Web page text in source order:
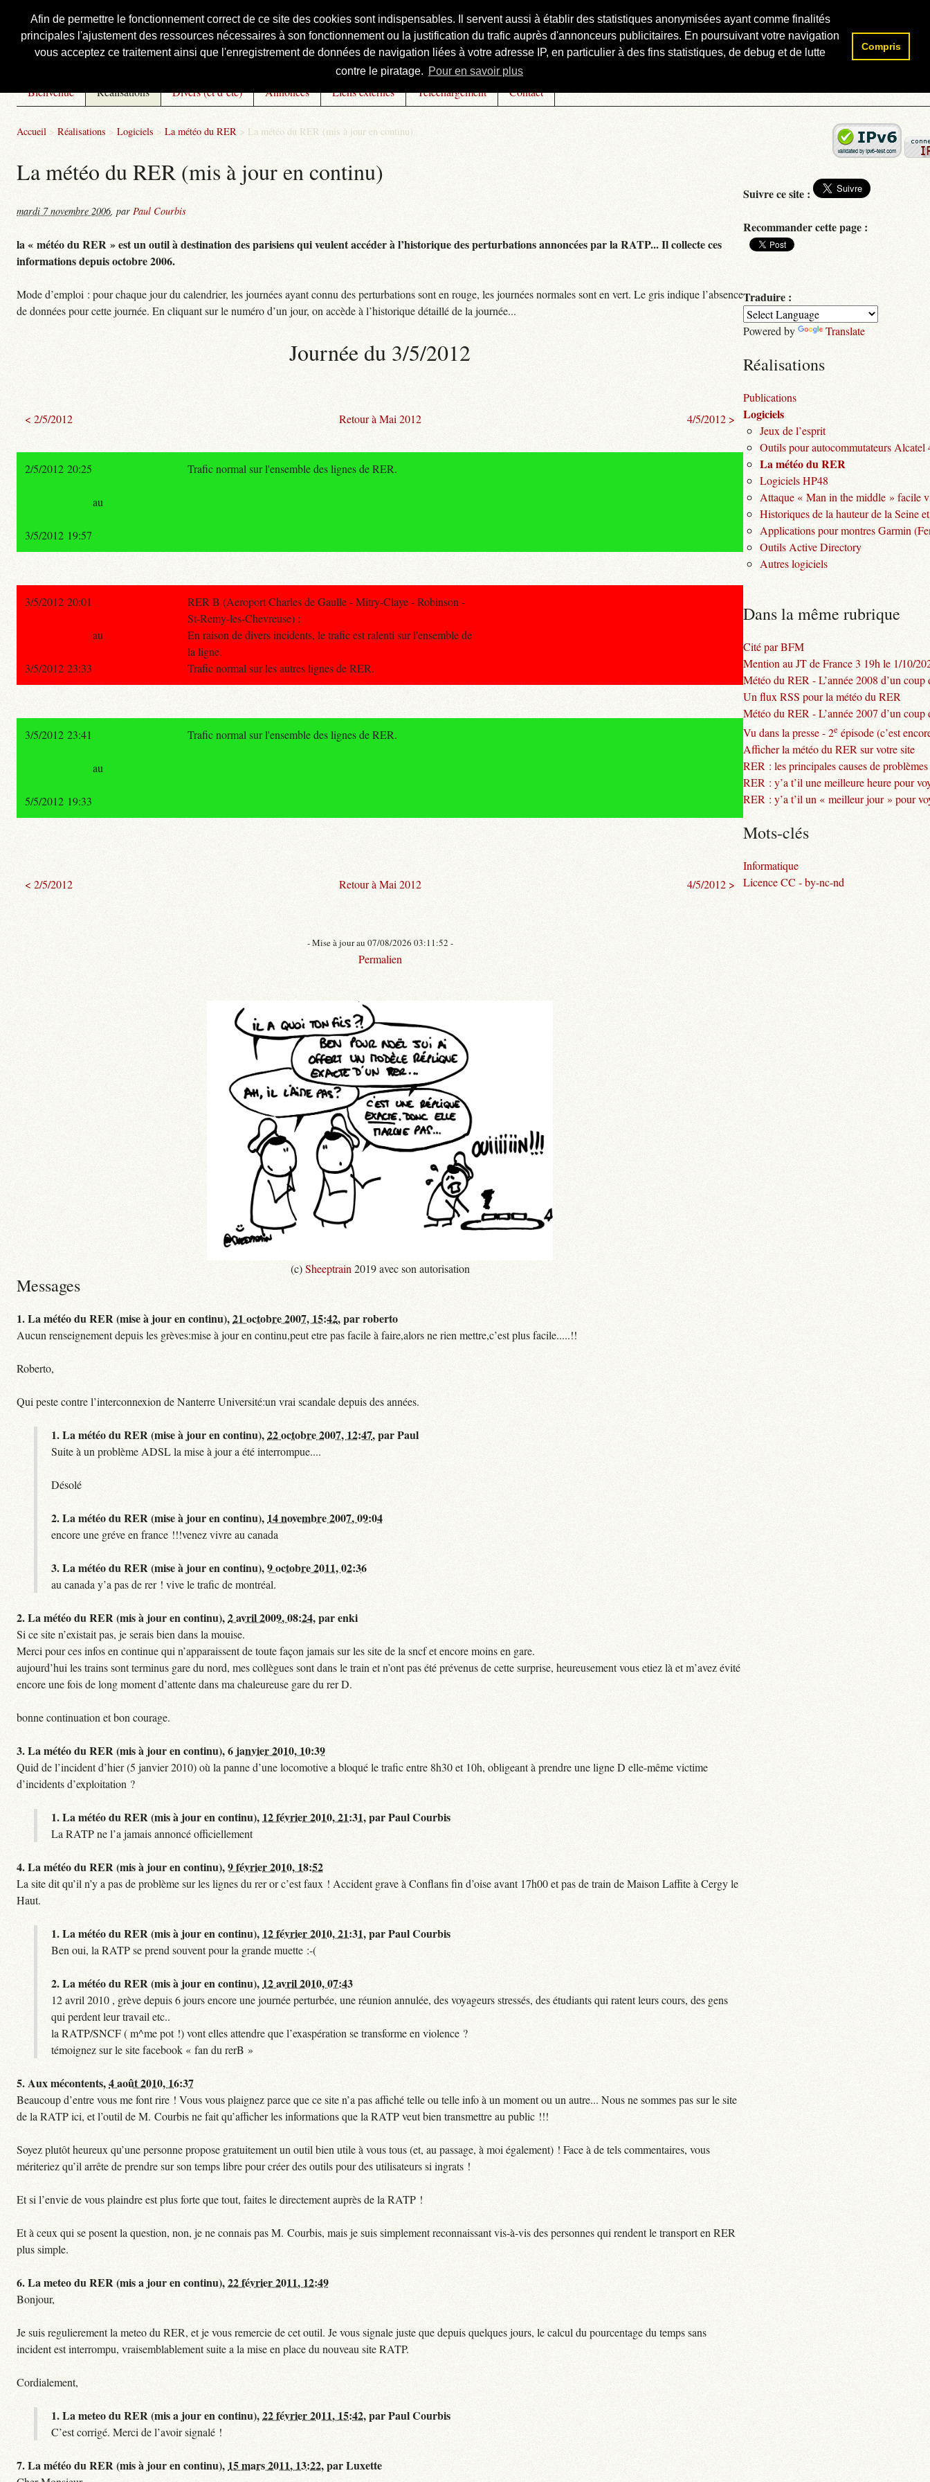
Afin de permettre le fonctionnement correct de ce site des cookies sont indispensables. Il servent aussi à établir des statistiques anonymisées ayant comme finalités
principales l'ajustement des ressources nécessaires à son fonctionnement ou la justification du trafic auprès d'annonceurs publicitaires. En poursuivant votre navigation
vous acceptez ce traitement ainsi que l'enregistrement de données de navigation liées à votre adresse IP, en particulier à des fins statistiques, de debug et de lutte
contre le piratage. Pour en savoir plus
Compris
Courbis, « LE » Blog Officiel
Bienvenue Réalisations Divers (et d’été) Annonces Liens externes Téléchargement Contact
Accueil > Réalisations > Logiciels > La météo du RER > La météo du RER (mis à jour en continu)
La météo du RER (mis à jour en continu)
mardi 7 novembre 2006, par Paul Courbis
la « météo du RER » est un outil à destination des parisiens qui veulent accéder à l’historique des perturbations annoncées par la RATP... Il collecte ces
informations depuis octobre 2006.
Mode d’emploi : pour chaque jour du calendrier, les journées ayant connu des perturbations sont en rouge, les journées normales sont en vert. Le gris indique l’absence
de données pour cette journée. En cliquant sur le numéro d’un jour, on accède à l’historique détaillé de la journée...
Journée du 3/5/2012
< 2/5/2012 Retour à Mai 2012 4/5/2012 >
2/5/2012 20:25 Trafic normal sur l'ensemble des lignes de RER.
au
3/5/2012 19:57
3/5/2012 20:01
RER B (Aeroport Charles de Gaulle - Mitry-Claye - Robinson -
St-Remy-les-Chevreuse) :
En raison de divers incidents, le trafic est ralenti sur l'ensemble de
la ligne.
Trafic normal sur les autres lignes de RER.
au
3/5/2012 23:33
3/5/2012 23:41 Trafic normal sur l'ensemble des lignes de RER.
au
5/5/2012 19:33
< 2/5/2012 Retour à Mai 2012 4/5/2012 >
- Mise à jour au 07/08/2026 03:11:52 -
Permalien
(c)Sheeptrain 2019 avec son autorisation
Messages
1.La météo du RER (mise à jour en continu),21 octobre 2007, 15:42,parroberto
Aucun renseignement depuis les grèves:mise à jour en continu,peut etre pas facile à faire,alors ne rien mettre,c’est plus facile.....!!
Roberto,
Qui peste contre l’interconnexion de Nanterre Université:un vrai scandale depuis des années.
1.La météo du RER (mise à jour en continu),22 octobre 2007, 12:47,parPaul
Suite à un problème ADSL la mise à jour a été interrompue....
Désolé
2.La météo du RER (mise à jour en continu), 14 novembre 2007, 09:04
encore une gréve en france !!!venez vivre au canada
3.La météo du RER (mise à jour en continu),9 octobre 2011, 02:36
au canada y’a pas de rer ! vive le trafic de montréal.
2.La météo du RER (mis à jour en continu),2 avril 2009, 08:24,parenki
Si ce site n’existait pas, je serais bien dans la mouise.
Merci pour ces infos en continue qui n’apparaissent de toute façon jamais sur les site de la sncf et encore moins en gare.
aujourd’hui les trains sont terminus gare du nord, mes collègues sont dans le train et n’ont pas été prévenus de cette surprise, heureusement vous etiez là et m’avez évité
encore une fois de long moment d’attente dans ma chaleureuse gare du rer D.
bonne continuation et bon courage.
3.La météo du RER (mis à jour en continu),6 janvier 2010, 10:39
Quid de l’incident d’hier (5 janvier 2010) où la panne d’une locomotive a bloqué le trafic entre 8h30 et 10h, obligeant à prendre une ligne D elle-même victime
d’incidents d’exploitation ?
1.La météo du RER (mis à jour en continu), 12 février 2010, 21:31,parPaul Courbis
La RATP ne l’a jamais annoncé officiellement
4.La météo du RER (mis à jour en continu),9 février 2010, 18:52
La site dit qu’il n’y a pas de problème sur les lignes du rer or c’est faux ! Accident grave à Conflans fin d’oise avant 17h00 et pas de train de Maison Laffite à Cergy le
Haut.
1.La météo du RER (mis à jour en continu), 12 février 2010, 21:31,parPaul Courbis
Ben oui, la RATP se prend souvent pour la grande muette :-(
2.La météo du RER (mis à jour en continu), 12 avril 2010, 07:43
12 avril 2010 , grève depuis 6 jours encore une journée perturbée, une réunion annulée, des voyageurs stressés, des étudiants qui ratent leurs cours, des gens
qui perdent leur travail etc..
la RATP/SNCF ( m^me pot !) vont elles attendre que l’exaspération se transforme en violence ?
témoignez sur le site facebook « fan du rerB »
5.Aux mécontents,4 août 2010, 16:37
Beaucoup d’entre vous me font rire ! Vous vous plaignez parce que ce site n’a pas affiché telle ou telle info à un moment ou un autre... Nous ne sommes pas sur le site
de la RATP ici, et l’outil de M. Courbis ne fait qu’afficher les informations que la RATP veut bien transmettre au public !!!
Soyez plutôt heureux qu’une personne propose gratuitement un outil bien utile à vous tous (et, au passage, à moi également) ! Face à de tels commentaires, vous
mériteriez qu’il arrête de prendre sur son temps libre pour créer des outils pour des utilisateurs si ingrats !
Et si l’envie de vous plaindre est plus forte que tout, faites le directement auprès de la RATP !
Et à ceux qui se posent la question, non, je ne connais pas M. Courbis, mais je suis simplement reconnaissant vis-à-vis des personnes qui rendent le transport en RER
plus simple.
6.La meteo du RER (mis a jour en continu),22 février 2011, 12:49
Bonjour,
Je suis regulierement la meteo du RER, et je vous remercie de cet outil. Je vous signale juste que depuis quelques jours, le calcul du pourcentage du temps sans
incident est interrompu, vraisemblablement suite a la mise en place du nouveau site RATP.
Cordialement,
1.La meteo du RER (mis a jour en continu),22 février 2011, 15:42,parPaul Courbis
C’est corrigé. Merci de l’avoir signalé !
7.La météo du RER (mis à jour en continu), 15 mars 2011, 13:22,parLuxette
Rechercher :
Suivre ce site :
Recommander cette page :
Traduire :
Powered by Translate
Réalisations
Publications
Logiciels
Jeux de l’esprit
Outils pour autocommutateurs Alcatel
La météo du RER
Logiciels HP48
Attaque « Man in the middle » facile
Historiques de la hauteur de la Seine
Applications pour montres Garmin
Outils Active Directory
Autres logiciels
Dans la même rubrique
Cité par BFM
Mention au JT de France 3 19h le 1/10/
Météo du RER - L’année 2008 d’un coup
Un flux RSS pour la météo du RER
Météo du RER - L’année 2007 d’un coup
Vu dans la presse - 2e épisode (c’est
Afficher la météo du RER sur votre site
RER : les principales causes de problèmes
RER : y’a t’il une meilleure heure pour
RER : y’a t’il un « meilleur jour » pour
Mots-clés
Informatique
Licence CC - by-nc-nd